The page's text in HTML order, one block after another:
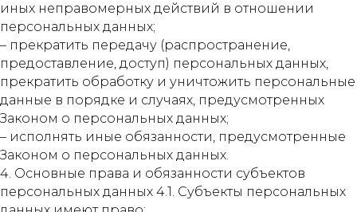
иных неправомерных действий в отношении
персональных данных;
– прекратить передачу (распространение,
предоставление, доступ) персональных данных,
прекратить обработку и уничтожить персональные
данные в порядке и случаях, предусмотренных
Законом о персональных данных;
– исполнять иные обязанности, предусмотренные
Законом о персональных данных.
4. Основные права и обязанности субъектов
персональных данных 4.1. Субъекты персональных